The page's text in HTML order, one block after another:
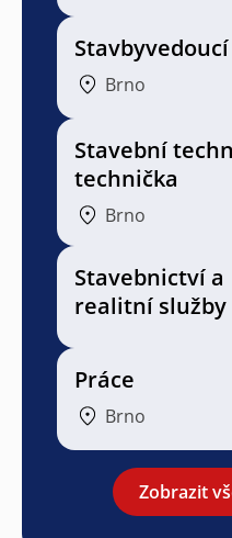
Stavbyvedoucí
Brno
Stavební
technička
Brno
Stavebnictví a
realitní služby
Práce
Brno
Zobrazit